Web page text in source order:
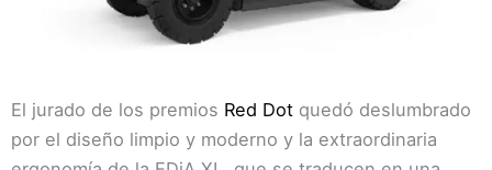
El jurado de los premios Red Dot quedó deslumbrado
por el diseño limpio y moderno y la extraordinaria